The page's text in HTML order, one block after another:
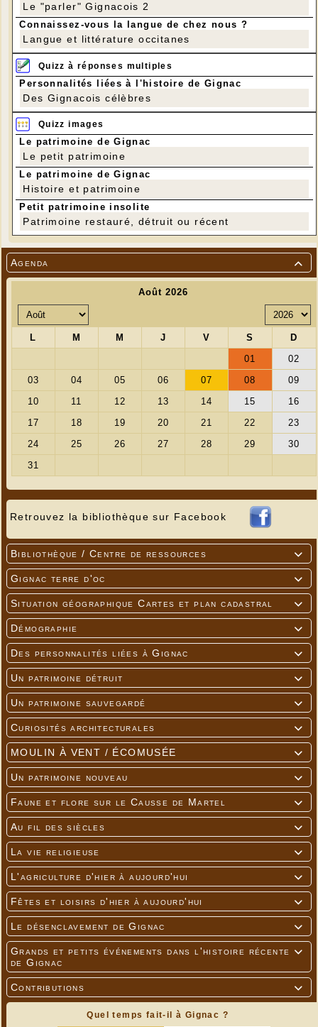

Agenda
Retrouvez la bibliothèque sur Facebook

Bibliothèque / Centre de ressources

Gignac terre d'oc

Situation géographique Cartes et plan cadastral

Démographie

Des personnalités liées à Gignac

Un patrimoine détruit

Un patrimoine sauvegardé

Curiosités architecturales

MOULIN À VENT / ÉCOMUSÉE

Un patrimoine nouveau

Faune et flore sur le Causse de Martel

Au fil des siècles

La vie religieuse

L'agriculture d'hier à aujourd'hui

Fêtes et loisirs d'hier à aujourd'hui

Le désenclavement de Gignac

Grands et petits événements dans l'histoire récente
de Gignac

Contributions
Quel temps fait-il à Gignac ?
Le "parler" Gignacois 2
Connaissez-vous la langue de chez nous ?
Langue et littérature occitanes
Quizz à réponses multiples
Personnalités liées à l'histoire de Gignac
Des Gignacois célèbres
Quizz images
Le patrimoine de Gignac
Le petit patrimoine
Le patrimoine de Gignac
Histoire et patrimoine
Petit patrimoine insolite
Patrimoine restauré, détruit ou récent